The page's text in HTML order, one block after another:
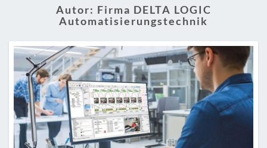
Autor: Firma DELTA LOGIC
Automatisierungstechnik